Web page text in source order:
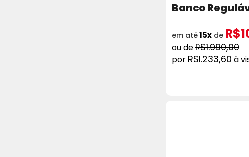
Banco
R$1.990,00
R$1.233,60 à
em até 15xde